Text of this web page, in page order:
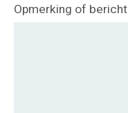
Opmerking of bericht